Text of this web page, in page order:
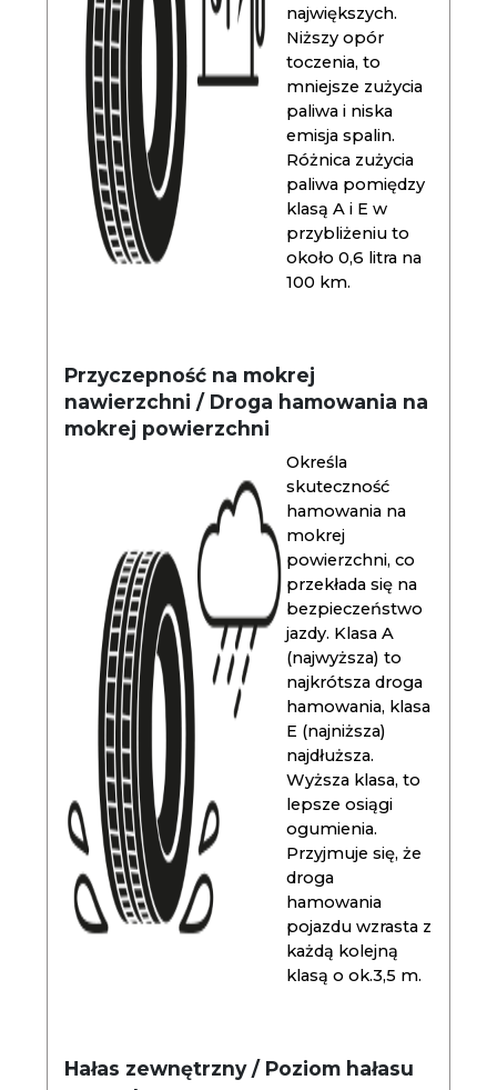
największych.
Niższy opór
toczenia, to
mniejsze zużycia
paliwa i niska
emisja spalin.
Różnica zużycia
paliwa pomiędzy
klasą A i E w
przybliżeniu to
około 0,6 litra na
100 km.
Przyczepność na mokrej
nawierzchni / Droga hamowania na
mokrej powierzchni
Określa
skuteczność
hamowania na
mokrej
powierzchni, co
przekłada się na
bezpieczeństwo
jazdy. Klasa A
(najwyższa) to
najkrótsza droga
hamowania, klasa
E (najniższa)
najdłuższa.
Wyższa klasa, to
lepsze osiągi
ogumienia.
Przyjmuje się, że
droga
hamowania
pojazdu wzrasta z
każdą kolejną
klasą o ok.3,5 m.
Hałas zewnętrzny / Poziom hałasu